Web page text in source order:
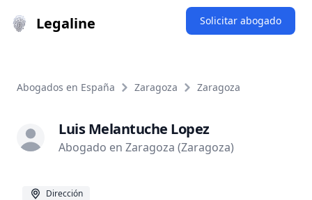
Legaline Solicitar abogado
Abogados en España Zaragoza Zaragoza
Luis Melantuche Lopez
Abogado en Zaragoza (Zaragoza)
Dirección